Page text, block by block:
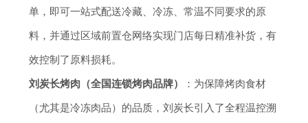
单，即可一站式配送冷藏、冷冻、常温不同要求的原
料，并通过区域前置仓网络实现门店每日精准补货，有
效控制了原料损耗。
刘炭长烤肉（全国连锁烤肉品牌）
：为保障烤肉食材
（尤其是冷冻肉品）的品质，刘炭长引入了全程温控溯